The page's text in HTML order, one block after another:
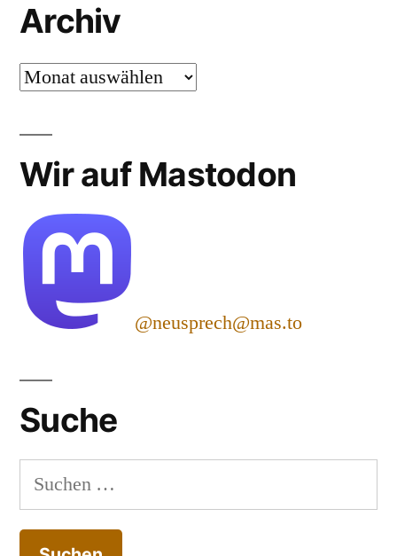
Archiv
Archiv
Wir auf Mastodon
@neusprech@mas.to
Suche
Suchen
nach: